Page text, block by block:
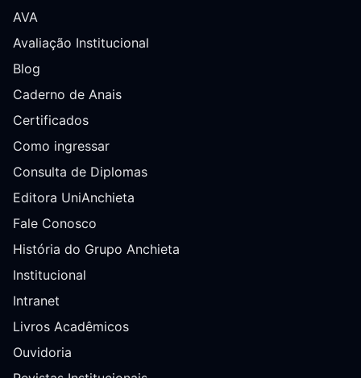
AVA
Avaliação Institucional
Blog
Caderno de Anais
Certificados
Como ingressar
Consulta de Diplomas
Editora UniAnchieta
Fale Conosco
História do Grupo Anchieta
Institucional
Intranet
Livros Acadêmicos
Ouvidoria